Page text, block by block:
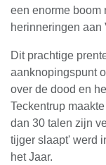
een enorme boom
herinneringen aan
Dit prachtige
aanknopingspunt
over de dood en
Teckentrup
dan 30 talen zijn
tijger slaapt' werd
het Jaar.